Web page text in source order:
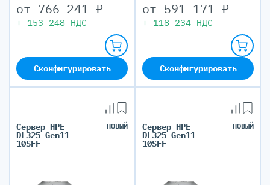
от 766 241 ₽
+ 153 248 НДС
Сконфигурировать
от 591 171 ₽
+ 118 234 НДС
Сконфигурировать
Сервер HPE
DL325 Gen11
10SFF
НОВЫЙ Сервер HPE
DL325 Gen11
10SFF
НОВЫЙ